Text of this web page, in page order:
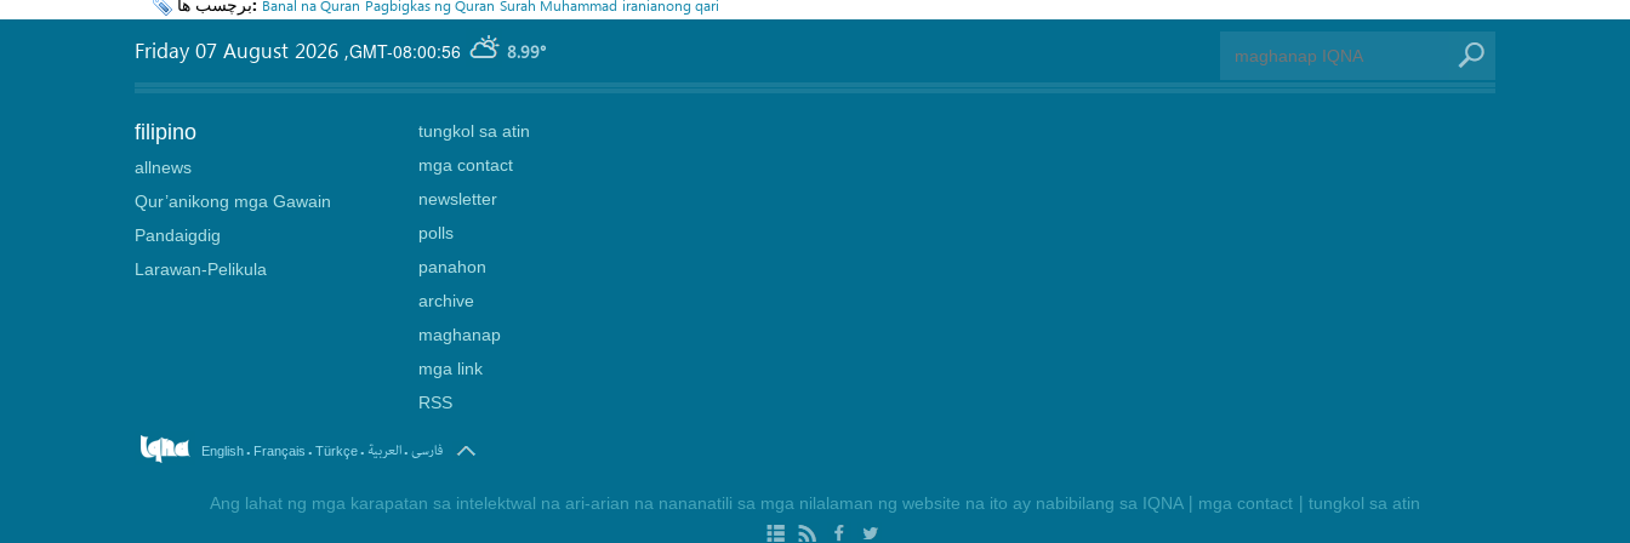
برچسب ها: Banal na Quran Pagbigkas ng Quran Surah Muhammad iranianong qari
GMT-08:00:56 8.99°
Friday 07 August 2026 ,
filipino
allnews
Qur’anikong mga Gawain
Pandaigdig
Larawan-Pelikula
tungkol sa atin
mga contact
newsletter
polls
panahon
archive
maghanap
mga link
RSS
English. Français . Türkçe. العربیة.فارسی
Ang lahat ng mga karapatan sa intelektwal na ari-arian na nananatili sa mga nilalaman ng website na ito ay nabibilang sa IQNA | mga contact | tungkol sa atin